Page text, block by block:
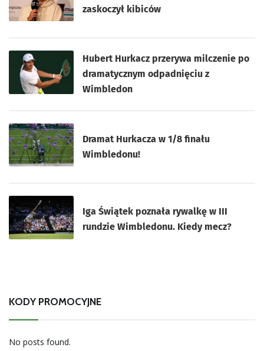
zaskoczył kibiców
Hubert Hurkacz przerywa milczenie po
dramatycznym odpadnięciu z
Wimbledon
Dramat Hurkacza w 1/8 finału
Wimbledonu!
Iga Świątek poznała rywalkę w III
rundzie Wimbledonu. Kiedy mecz?
KODY PROMOCYJNE
No posts found.